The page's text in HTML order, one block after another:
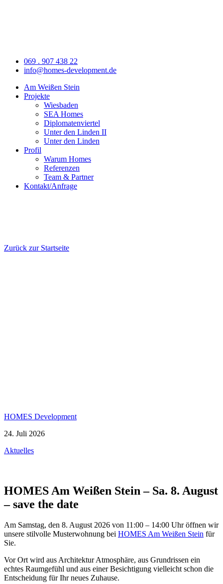
069 . 907 438 22
info@homes-development.de
Am Weißen Stein
Projekte
Wiesbaden
SEA Homes
Diplomatenviertel
Unter den Linden II
Unter den Linden
Profil
Warum Homes
Referenzen
Team & Partner
Kontakt/Anfrage
Zurück zur Startseite
HOMES Development
24. Juli 2026
Aktuelles
HOMES Am Weißen Stein – Sa. 8. August
– save the date
Am Samstag, den 8. August 2026 von 11:00 – 14:00 Uhr öffnen wir
unsere stilvolle Musterwohnung bei HOMES Am Weißen Stein für
Sie.
Vor Ort wird aus Architektur Atmosphäre, aus Grundrissen ein
echtes Raumgefühl und aus einer Besichtigung vielleicht schon die
Entscheidung für Ihr neues Zuhause.